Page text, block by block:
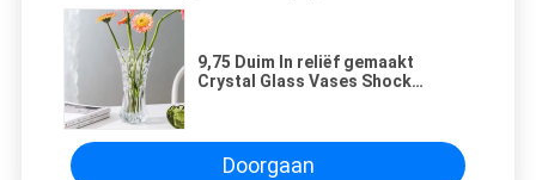
9,75 Duim In reliëf gemaakt
Crystal Glass Vases Shock
Doorgaan